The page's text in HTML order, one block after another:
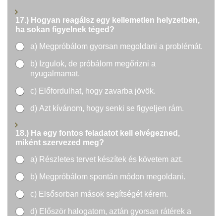
b
e
r
17.) Hogyan reagálsz egy kellemetlen helyzetben,
ha sokan figyelnek téged?
a) Megpróbálom gyorsan megoldani a problémát.
b) Izgulok, de próbálom megőrizni a
nyugalmamat.
c) Előfordulhat, hogy zavarba jövök.
d) Azt kívánom, hogy senki se figyeljen rám.
18.) Ha egy fontos feladatot kell elvégezned,
miként szervezed meg?
a) Részletes tervet készítek és követem azt.
b) Megpróbálom spontán módon megoldani.
c) Elsősorban mások segítségét kérem.
d) Először halogatom, aztán gyorsan rátérek a